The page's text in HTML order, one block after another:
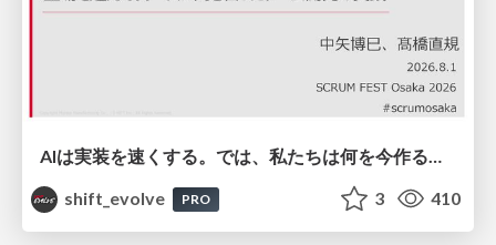
AIは実装を速くする。では、私たちは何を今作るべきか？－立場を越えてリリースに向き合ったチーム開発の実践 / 20260801 Hiromi Nakaya and Naoki Takahashi
shift_evolve
PRO 3 410